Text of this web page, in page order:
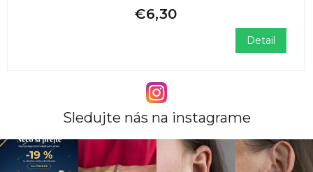
€6,30
Detail
Sledujte nás na instagrame